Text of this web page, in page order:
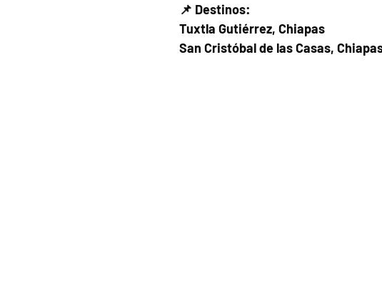
📌 Destinos:
Tuxtla Gutiérrez, Chiapas
San Cristóbal de las Casas,